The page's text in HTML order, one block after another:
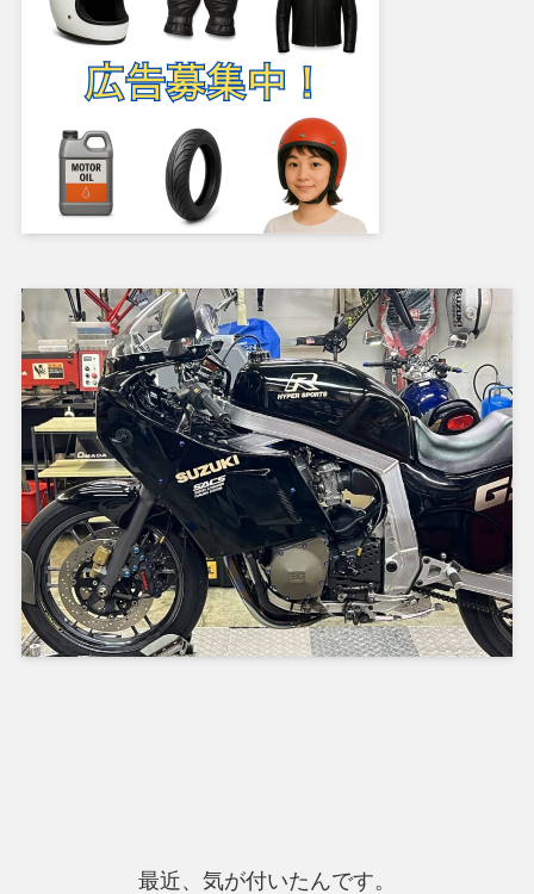
最近、気が付いたんです。